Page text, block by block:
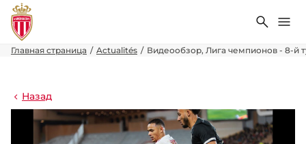
Поиск
Главная страница Actualités Видеообзор, Лига чемпионов - 8-й
Назад